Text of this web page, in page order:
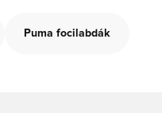
Puma focilabdák